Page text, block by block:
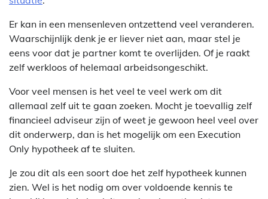
Er kan in een mensenleven ontzettend veel veranderen.
Waarschijnlijk denk je er liever niet aan, maar stel je
eens voor dat je partner komt te overlijden. Of je raakt
zelf werkloos of helemaal arbeidsongeschikt.
Voor veel mensen is het veel te veel werk om dit
allemaal zelf uit te gaan zoeken. Mocht je toevallig zelf
financieel adviseur zijn of weet je gewoon heel veel over
dit onderwerp, dan is het mogelijk om een Execution
Only hypotheek af te sluiten.
Je zou dit als een soort doe het zelf hypotheek kunnen
zien. Wel is het nodig om over voldoende kennis te